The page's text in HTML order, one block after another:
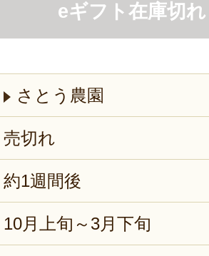
eギフト在庫切れ
さとう農園
売切れ
約1週間後
10月上旬～3月下旬